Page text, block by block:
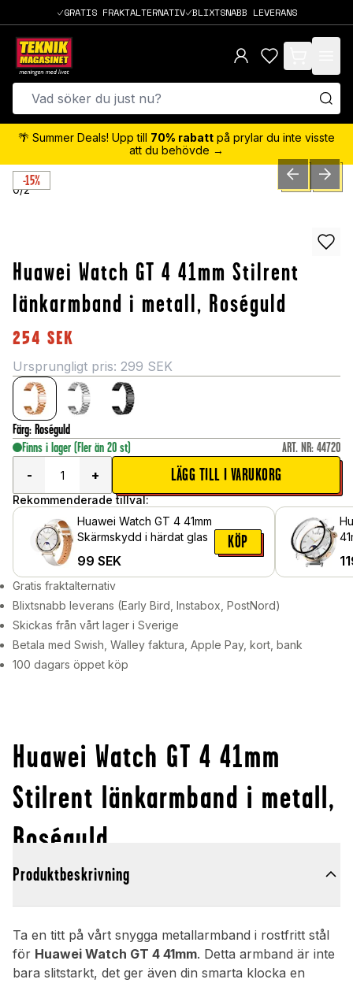
GRATIS FRAKTALTERNATIV BLIXTSNABB LEVERANS
items in cart,
🌴 Summer Deals! Upp till 70% rabatt på prylar du inte visste
att du behövde →
-15%
0/2 PREVIOUSNEXT
Huawei Watch GT 4 41mm Stilrent
länkarmband i metall, Roséguld
254 SEK
Ursprungligt pris: 299 SEK
Färg: Roséguld
Finns i lager (Fler än 20 st) ART. NR: 44720
-
+ LÄGG TILL I VARUKORG
Rekommenderade tillval:
Huawei Watch GT 4 41mm
Skärmskydd i härdat glas
99 SEK
KÖP
Gratis fraktalternativ
Blixtsnabb leverans (Early Bird, Instabox, PostNord)
Skickas från vårt lager i Sverige
Betala med Swish, Walley faktura, Apple Pay, kort, bank
100 dagars öppet köp
Huawei Watch GT 4 41mm
Stilrent länkarmband i metall,
Roséguld
Produktbeskrivning
Ta en titt på vårt snygga metallarmband i rostfritt stål
för Huawei Watch GT 4 41mm. Detta armband är inte
bara slitstarkt, det ger även din smarta klocka en